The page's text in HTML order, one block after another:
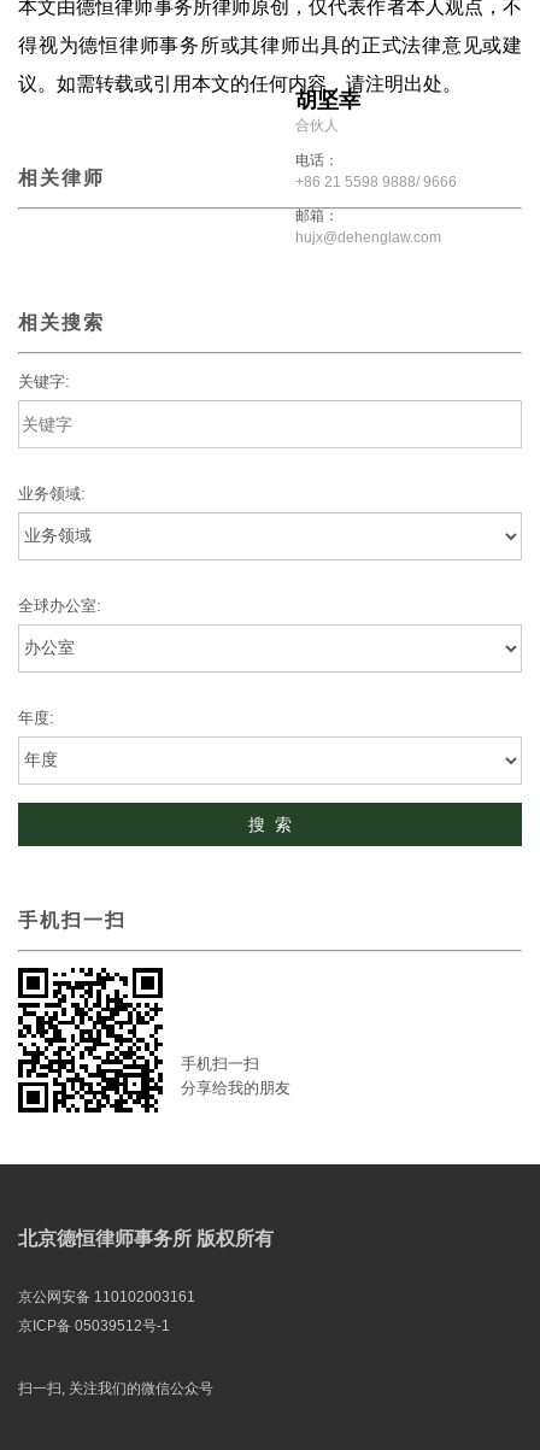
本文由德恒律师事务所律师原创，仅代表作者本人观点，不
得视为德恒律师事务所或其律师出具的正式法律意见或建
议。如需转载或引用本文的任何内容，请注明出处。
相关律师
胡坚幸
合伙人
电话：
+86 21 5598 9888/ 9666
邮箱：
hujx@dehenglaw.com
相关搜索
关键字:
业务领域:
全球办公室:
年度:
手机扫一扫
手机扫一扫
分享给我的朋友
北京德恒律师事务所 版权所有
京公网安备 110102003161
京ICP备 05039512号-1
扫一扫, 关注我们的微信公众号